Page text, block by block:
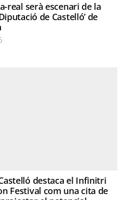
real serà escenari de la
de Castelló’ de
destaca el Infinitri
Festival com una cita de